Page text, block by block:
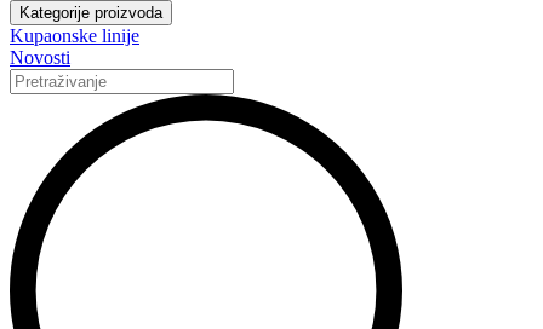
Kategorije proizvoda
Kupaonske linije
Novosti